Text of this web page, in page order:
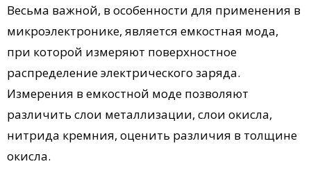
Весьма важной, в особенности для применения в
микроэлектронике, является емкостная мода,
при которой измеряют поверхностное
распределение электрического заряда.
Измерения в емкостной моде позволяют
различить слои металлизации, слои окисла,
нитрида кремния, оценить различия в толщине
окисла.